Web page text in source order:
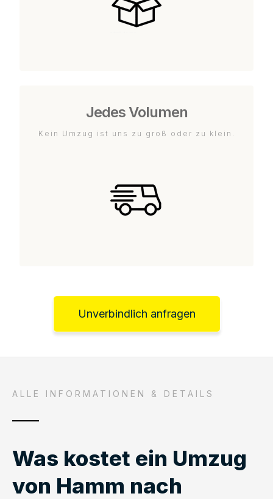
Jedes Volumen
Kein Umzug ist uns zu groß oder zu klein.
Unverbindlich anfragen
ALLE INFORMATIONEN & DETAILS
Was kostet ein Umzug
von Hamm nach